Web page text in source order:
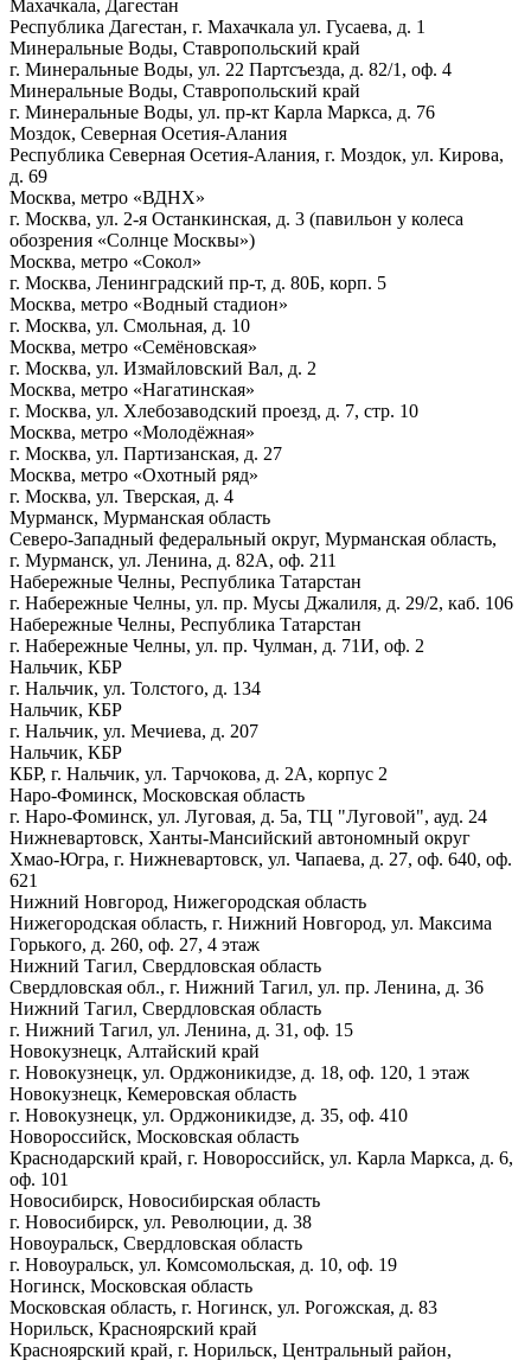
Махачкала, Дагестан
Республика Дагестан, г. Махачкала ул. Гусаева, д. 1
Минеральные Воды, Ставропольский край
г. Минеральные Воды, ул. 22 Партсъезда, д. 82/1, оф. 4
Минеральные Воды, Ставропольский край
г. Минеральные Воды, ул. пр-кт Карла Маркса, д. 76
Моздок, Северная Осетия-Алания
Республика Северная Осетия-Алания, г. Моздок, ул. Кирова,
д. 69
Москва, метро «ВДНХ»
г. Москва, ул. 2-я Останкинская, д. 3 (павильон у колеса
обозрения «Солнце Москвы»)
Москва, метро «Сокол»
г. Москва, Ленинградский пр-т, д. 80Б, корп. 5
Москва, метро «Водный стадион»
г. Москва, ул. Смольная, д. 10
Москва, метро «Семёновская»
г. Москва, ул. Измайловский Вал, д. 2
Москва, метро «Нагатинская»
г. Москва, ул. Хлебозаводский проезд, д. 7, стр. 10
Москва, метро «Молодёжная»
г. Москва, ул. Партизанская, д. 27
Москва, метро «Охотный ряд»
г. Москва, ул. Тверская, д. 4
Мурманск, Мурманская область
Северо-Западный федеральный округ, Мурманская область,
г. Мурманск, ул. Ленина, д. 82А, оф. 211
Набережные Челны, Республика Татарстан
г. Набережные Челны, ул. пр. Мусы Джалиля, д. 29/2, каб. 106
Набережные Челны, Республика Татарстан
г. Набережные Челны, ул. пр. Чулман, д. 71И, оф. 2
Нальчик, КБР
г. Нальчик, ул. Толстого, д. 134
Нальчик, КБР
г. Нальчик, ул. Мечиева, д. 207
Нальчик, КБР
КБР, г. Нальчик, ул. Тарчокова, д. 2А, корпус 2
Наро-Фоминск, Московская область
г. Наро-Фоминск, ул. Луговая, д. 5а, ТЦ "Луговой", ауд. 24
Нижневартовск, Ханты-Мансийский автономный округ
Хмао-Югра, г. Нижневартовск, ул. Чапаева, д. 27, оф. 640, оф.
621
Нижний Новгород, Нижегородская область
Нижегородская область, г. Нижний Новгород, ул. Максима
Горького, д. 260, оф. 27, 4 этаж
Нижний Тагил, Свердловская область
Свердловская обл., г. Нижний Тагил, ул. пр. Ленина, д. 36
Нижний Тагил, Свердловская область
г. Нижний Тагил, ул. Ленина, д. 31, оф. 15
Новокузнецк, Алтайский край
г. Новокузнецк, ул. Орджоникидзе, д. 18, оф. 120, 1 этаж
Новокузнецк, Кемеровская область
г. Новокузнецк, ул. Орджоникидзе, д. 35, оф. 410
Новороссийск, Московская область
Краснодарский край, г. Новороссийск, ул. Карла Маркса, д. 6,
оф. 101
Новосибирск, Новосибирская область
г. Новосибирск, ул. Революции, д. 38
Новоуральск, Свердловская область
г. Новоуральск, ул. Комсомольская, д. 10, оф. 19
Ногинск, Московская область
Московская область, г. Ногинск, ул. Рогожская, д. 83
Норильск, Красноярский край
Красноярский край, г. Норильск, Центральный район,